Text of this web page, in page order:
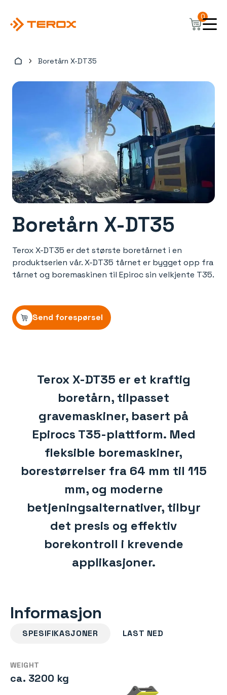
hovedinnhold
0
Boretårn X-DT35
Boretårn X-DT35
Terox X-DT35 er det største boretårnet i en
produktserien vår. X-DT35 tårnet er bygget opp fra
tårnet og boremaskinen til Epiroc sin velkjente T35.
Send forespørsel
Terox X-DT35 er et kraftig
boretårn, tilpasset
gravemaskiner, basert på
Epirocs T35-plattform. Med
fleksible boremaskiner,
borestørrelser fra 64 mm til 115
mm, og moderne
betjeningsalternativer, tilbyr
det presis og effektiv
borekontroll i krevende
applikasjoner.
Informasjon
SPESIFIKASJONER LAST NED
WEIGHT
ca. 3200 kg